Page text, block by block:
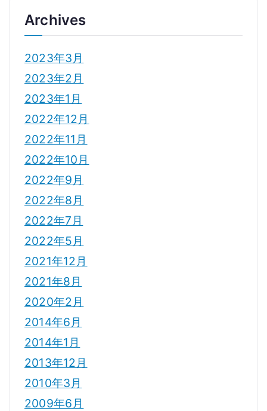
Archives
2023年3月
2023年2月
2023年1月
2022年12月
2022年11月
2022年10月
2022年9月
2022年8月
2022年7月
2022年5月
2021年12月
2021年8月
2020年2月
2014年6月
2014年1月
2013年12月
2010年3月
2009年6月